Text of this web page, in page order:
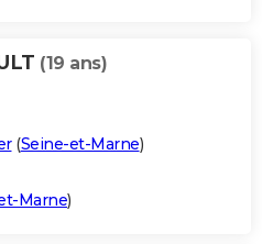
(19 ans)
(Seine-et-Marne)
Marne)